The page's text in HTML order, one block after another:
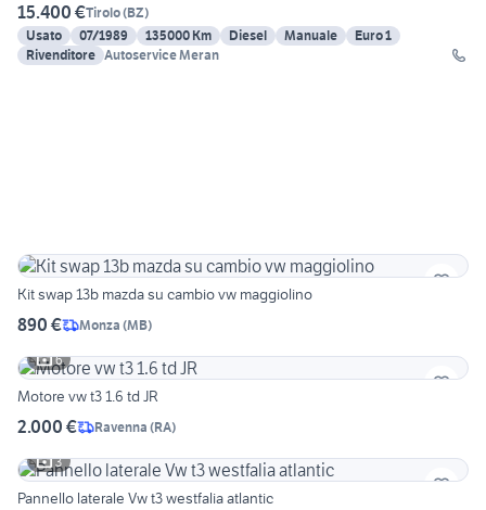
15.400 €Tirolo(BZ)
Usato
07/1989 135000 Km Diesel Manuale
Euro 1
Rivenditore Autoservice Meran
Kit swap 13b mazda su cambio vw maggiolino
890 € Monza (MB)
6
Motore vw t3 1.6 td JR
2.000 € Ravenna (RA)
3
Pannello laterale Vw t3 westfalia atlantic